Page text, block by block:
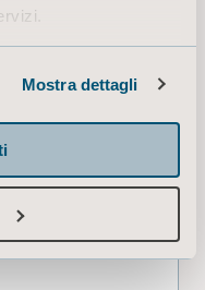
Mostra dettagli